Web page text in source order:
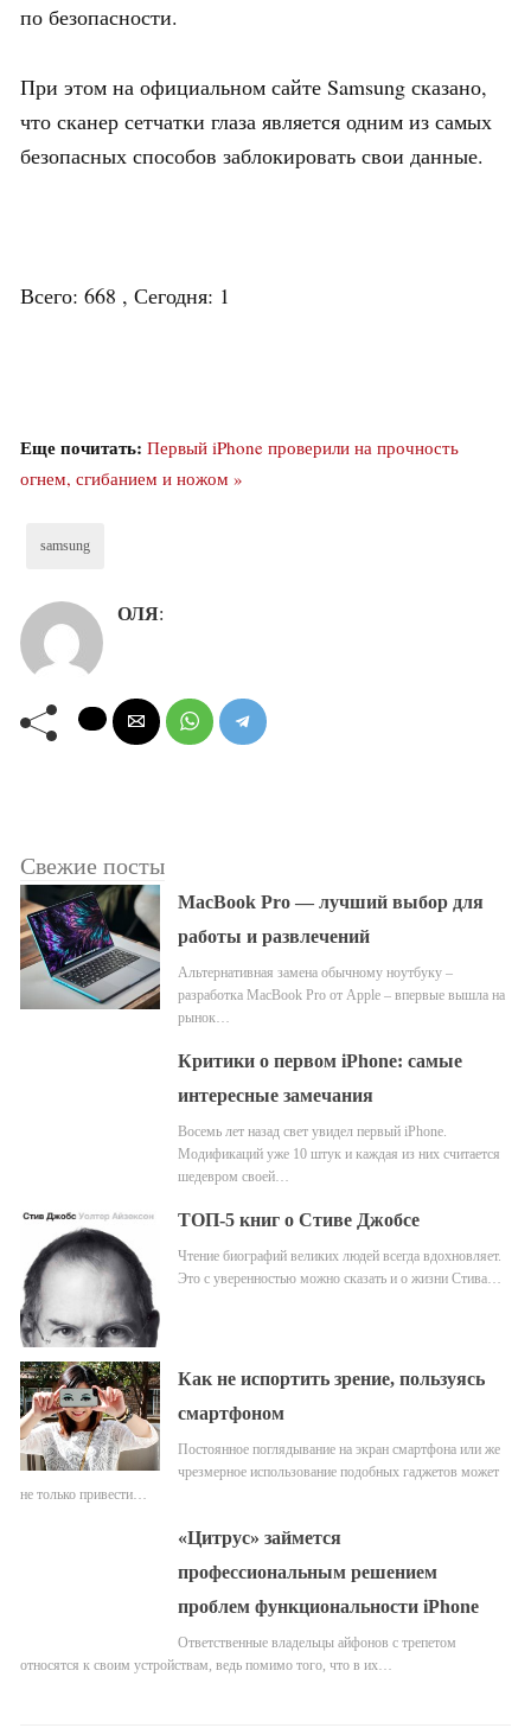
по безопасности.
При этом на официальном сайте Samsung сказано,
что сканер сетчатки глаза является одним из самых
безопасных способов заблокировать свои данные.
Всего: 668 , Сегодня: 1
Еще почитать: Первый iPhone проверили на прочность
огнем, сгибанием и ножом »
samsung
ОЛЯ:
Свежие посты
MacBook Pro — лучший выбор для
работы и развлечений
Альтернативная замена обычному ноутбуку –
разработка MacBook Pro от Apple – впервые вышла на
рынок…
Критики о первом iPhone: самые
интересные замечания
Восемь лет назад свет увидел первый iPhone.
Модификаций уже 10 штук и каждая из них считается
шедевром своей…
ТОП-5 книг о Стиве Джобсе
Чтение биографий великих людей всегда вдохновляет.
Это с уверенностью можно сказать и о жизни Стива…
Как не испортить зрение, пользуясь
смартфоном
Постоянное поглядывание на экран смартфона или же
чрезмерное использование подобных гаджетов может
не только привести…
«Цитрус» займется
профессиональным решением
проблем функциональности iPhone
Ответственные владельцы айфонов с трепетом
относятся к своим устройствам, ведь помимо того, что в их…